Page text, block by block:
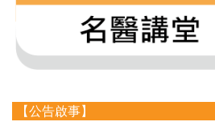
【公告啟事】